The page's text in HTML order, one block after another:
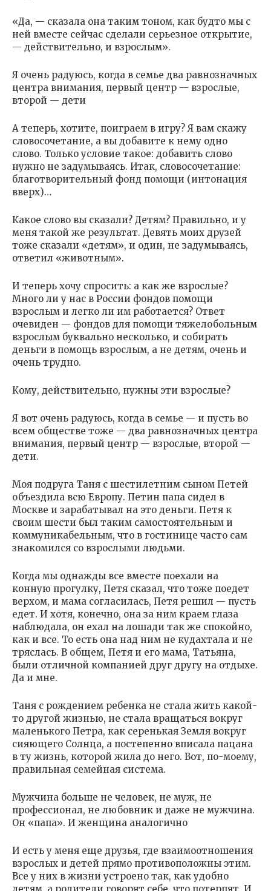
«Да, — сказала она таким тоном, как будто мы с
ней вместе сейчас сделали серьезное открытие,
— действительно, и взрослым».
Я очень радуюсь, когда в семье два равнозначных
центра внимания, первый центр — взрослые,
второй — дети
А теперь, хотите, поиграем в игру? Я вам скажу
словосочетание, а вы добавите к нему одно
слово. Только условие такое: добавить слово
нужно не задумываясь. Итак, словосочетание:
благотворительный фонд помощи (интонация
вверх)…
Какое слово вы сказали? Детям? Правильно, и у
меня такой же результат. Девять моих друзей
тоже сказали «детям», и один, не задумываясь,
ответил «животным».
И теперь хочу спросить: а как же взрослые?
Много ли у нас в России фондов помощи
взрослым и легко ли им работается? Ответ
очевиден — фондов для помощи тяжелобольным
взрослым буквально несколько, и собирать
деньги в помощь взрослым, а не детям, очень и
очень трудно.
Кому, действительно, нужны эти взрослые?
Я вот очень радуюсь, когда в семье — и пусть во
всем обществе тоже — два равнозначных центра
внимания, первый центр — взрослые, второй —
дети.
Моя подруга Таня с шестилетним сыном Петей
объездила всю Европу. Петин папа сидел в
Москве и зарабатывал на это деньги. Петя к
своим шести был таким самостоятельным и
коммуникабельным, что в гостинице часто сам
знакомился со взрослыми людьми.
Когда мы однажды все вместе поехали на
конную прогулку, Петя сказал, что тоже поедет
верхом, и мама согласилась, Петя решил — пусть
едет. И хотя, конечно, она за ним краем глаза
наблюдала, он ехал на лошади так же спокойно,
как и все. То есть она над ним не кудахтала и не
тряслась. В общем, Петя и его мама, Татьяна,
были отличной компанией друг другу на отдыхе.
Да и мне.
Таня с рождением ребенка не стала жить какой-
то другой жизнью, не стала вращаться вокруг
маленького Петра, как серенькая Земля вокруг
сияющего Солнца, а постепенно вписала пацана
в ту жизнь, которой жила до него. Вот, по-моему,
правильная семейная система.
Мужчина больше не человек, не муж, не
профессионал, не любовник и даже не мужчина.
Он «папа». И женщина аналогично
И есть у меня еще друзья, где взаимоотношения
взрослых и детей прямо противоположны этим.
Все у них в жизни устроено так, как удобно